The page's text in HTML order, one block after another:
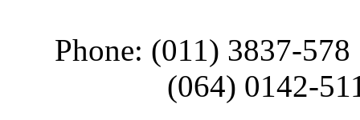
Phone: (011) 3837-578
(064) 0142-